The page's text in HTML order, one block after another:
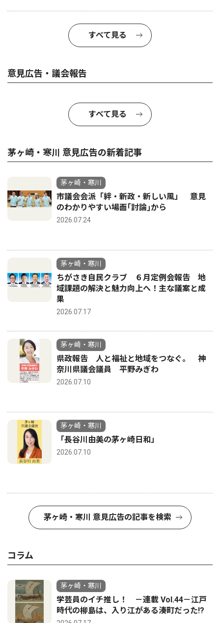
すべて見る
意見広告・議会報告
すべて見る
茅ヶ崎・寒川 意見広告の新着記事
茅ヶ崎・寒川
市議会会派「絆・新政・新しい風」 意見
のわかりやすい場面｢討論｣から
2026.07.24
茅ヶ崎・寒川
ちがさき自民クラブ ６月定例会報告 地
域課題の解決と魅力向上へ！主な議案と成
果
2026.07.17
茅ヶ崎・寒川
県政報告 人と福祉と地域をつなぐ。 神
奈川県議会議員 平野みぎわ
2026.07.10
茅ヶ崎・寒川
「長谷川由美の茅ヶ崎日和」
2026.07.10
茅ヶ崎・寒川 意見広告の記事を検索
コラム
茅ヶ崎・寒川
学芸員のイチ推し！ －連載 Vol.44－江戸
時代の柳島は、入り江がある湊町だった!?